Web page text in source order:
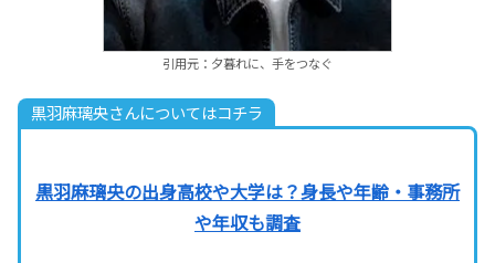
引用元：夕暮れに、手をつなぐ
黒羽麻璃央さんについてはコチラ
黒羽麻璃央の出身高校や大学は？身長や年齢・事務所
や年収も調査